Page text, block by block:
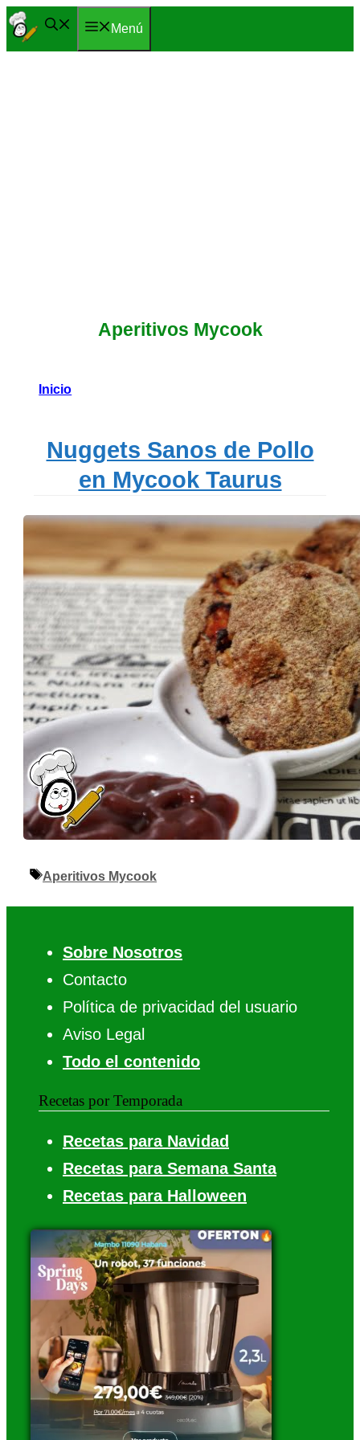
Saltar
al
Menú
Aperitivos Mycook
Inicio
Nuggets Sanos de Pollo
en Mycook Taurus
Etiquetas
Aperitivos Mycook
Sobre Nosotros
Contacto
Política de privacidad del usuario
Aviso Legal
Todo el contenido
Recetas por Temporada
Recetas para Navidad
Recetas para Semana Santa
Recetas para Halloween